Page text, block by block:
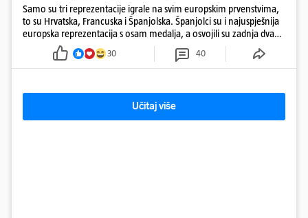
Samo su tri reprezentacije igrale na svim europskim prvenstvima,
to su Hrvatska, Francuska i Španjolska. Španjolci su i najuspješnija
europska reprezentacija s osam medalja, a osvojili su zadnja dva
30 40
Učitaj više